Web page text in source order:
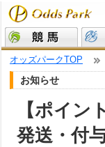
オッズパークTOP
お知らせ
【ポイン
発送・付